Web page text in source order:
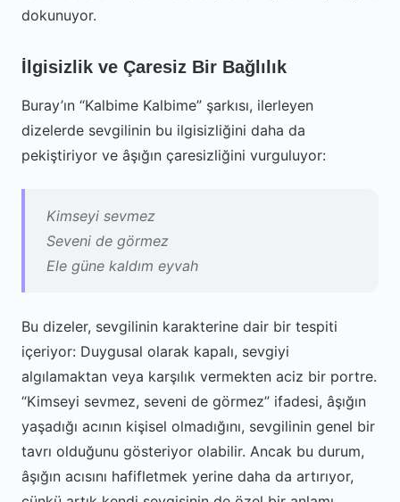
dokunuyor.
İlgisizlik ve Çaresiz Bir Bağlılık
Buray’ın “Kalbime Kalbime” şarkısı, ilerleyen
dizelerde sevgilinin bu ilgisizliğini daha da
pekiştiriyor ve âşığın çaresizliğini vurguluyor:
Kimseyi sevmez
Seveni de görmez
Ele güne kaldım eyvah
Bu dizeler, sevgilinin karakterine dair bir tespiti
içeriyor: Duygusal olarak kapalı, sevgiyi
algılamaktan veya karşılık vermekten aciz bir portre.
“Kimseyi sevmez, seveni de görmez” ifadesi, âşığın
yaşadığı acının kişisel olmadığını, sevgilinin genel bir
tavrı olduğunu gösteriyor olabilir. Ancak bu durum,
âşığın acısını hafifletmek yerine daha da artırıyor,